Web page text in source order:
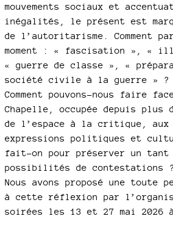
mouvements sociaux et
inégalités, le présent est
de l’autoritarisme. Comment
moment : « fascisation », «
« guerre de classe », «
société civile à la guerre » ?
Comment pouvons-nous faire
Chapelle, occupée depuis plus
de l’espace à la critique,
expressions politiques et
fait-on pour préserver un tant
possibilités de contestations ?
Nous avons proposé une toute
à cette réflexion par
soirées les 13 et 27 mai 2026